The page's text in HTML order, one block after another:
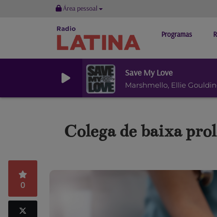
Área pessoal
Programas
Save My Love
Marshmello, Ellie
Colega de baixa
0